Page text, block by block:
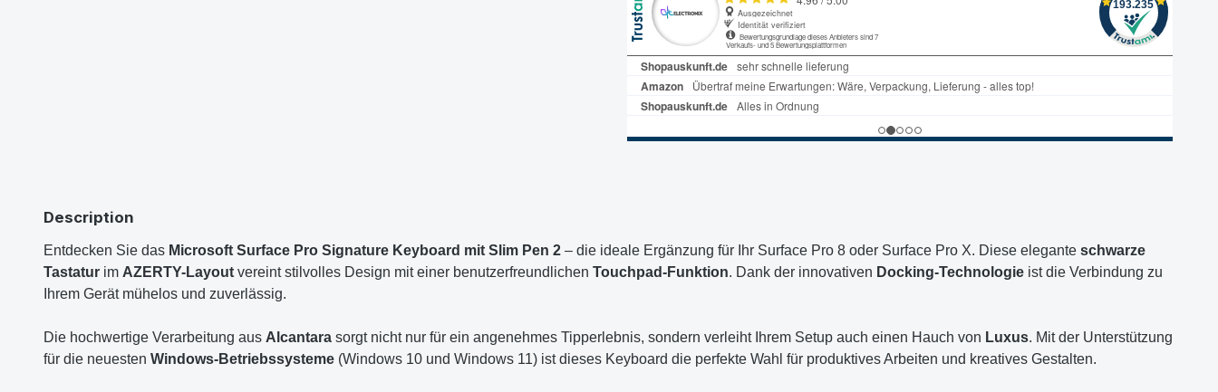
Description
Entdecken Sie das Microsoft Surface Pro Signature Keyboard mit Slim Pen 2 – die ideale Ergänzung für Ihr Surface Pro 8 oder Surface Pro X. Diese elegante schwarze
Tastatur im AZERTY-Layout vereint stilvolles Design mit einer benutzerfreundlichen Touchpad-Funktion. Dank der innovativen Docking-Technologie ist die Verbindung zu
Ihrem Gerät mühelos und zuverlässig.
Die hochwertige Verarbeitung aus Alcantara sorgt nicht nur für ein angenehmes Tipperlebnis, sondern verleiht Ihrem Setup auch einen Hauch von Luxus. Mit der Unterstützung
für die neuesten Windows-Betriebssysteme (Windows 10 und Windows 11) ist dieses Keyboard die perfekte Wahl für produktives Arbeiten und kreatives Gestalten.